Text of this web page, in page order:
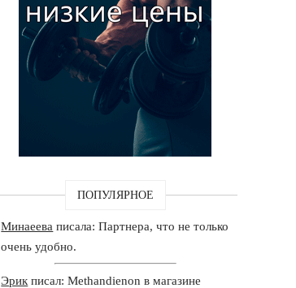
ПОПУЛЯРНОЕ
Минаеева писала: Партнера, что не только
очень удобно.
Эрик писал: Methandienon в магазине